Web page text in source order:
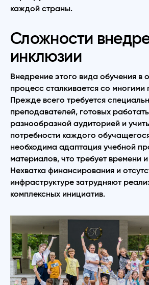
каждой страны.
Сложности
инклюзии
Внедрение этого вида обучения в
процесс сталкивается со многими
Прежде всего требуется
преподавателей, готовых
разнообразной аудиторией и
потребности каждого
необходима адаптация учебной
материалов, что требует времени
Нехватка финансирования и
инфраструктуре затрудняют
комплексных инициатив.